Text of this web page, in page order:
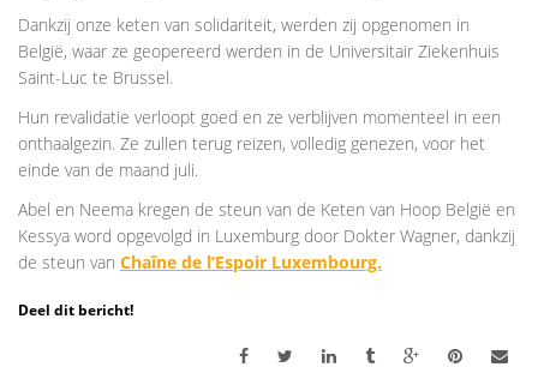
Dankzij onze keten van solidariteit, werden zij opgenomen in
België, waar ze geopereerd werden in de Universitair Ziekenhuis
Saint-Luc te Brussel.
Hun revalidatie verloopt goed en ze verblijven momenteel in een
onthaalgezin. Ze zullen terug reizen, volledig genezen, voor het
einde van de maand juli.
Abel en Neema kregen de steun van de Keten van Hoop België en
Kessya word opgevolgd in Luxemburg door Dokter Wagner, dankzij
de steun van Chaîne de l’Espoir Luxembourg.
Deel dit bericht!